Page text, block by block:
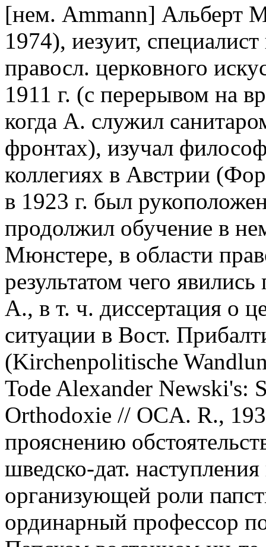
[нем. Ammann] Альберт
1974), иезуит,
правосл. церковного
1911 г. (с перерывом на
когда А. служил
фронтах), изучал
коллегиях в Австрии
в 1923 г. был
продолжил обучение в
Мюнстере, в области
результатом чего
А., в т. ч. диссертация о
ситуации в Вост.
(Kirchenpolitische
Tode Alexander Newski's:
Orthodoxie // OCA. R.,
прояснению
шведско-дат.
организующей роли
ординарный профессор